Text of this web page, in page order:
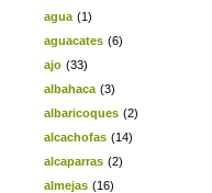
agua (1)
aguacates (6)
ajo (33)
albahaca (3)
albaricoques (2)
alcachofas (14)
alcaparras (2)
almejas (16)